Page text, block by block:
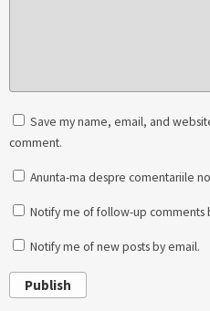
Save my name, email, and
comment.
Anunta-ma despre comentariile
Notify me of follow-up comments
Notify me of new posts by email.
Publish